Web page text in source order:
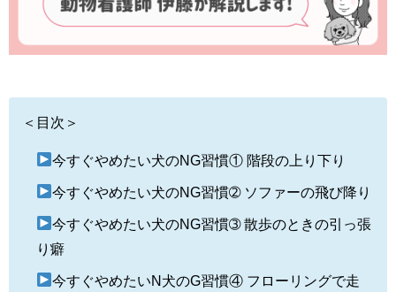
＜目次＞
今すぐやめたい犬のNG習慣① 階段の上り下り
今すぐやめたい犬のNG習慣➁ ソファーの飛び降り
今すぐやめたい犬のNG習慣➂ 散歩のときの引っ張
り癖
今すぐやめたいN犬のG習慣④ フローリングで走